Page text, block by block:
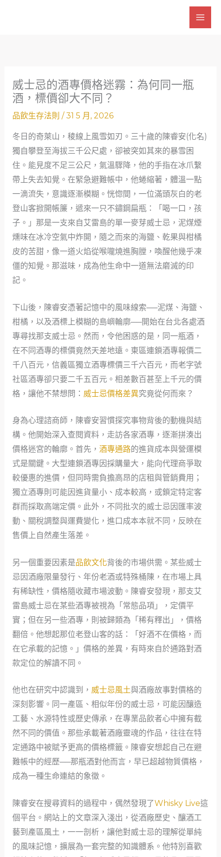
威士忌的酒專價格迷霧：為何同一瓶
酒，標價卻大不同？
品飲生存法則 /31 5 月, 2026
冬日的奇萊山，稜線上風雪如刃。三十歲的陳睿安(化名)
獨自攀登至海拔三千公尺處，卻被突如其來的暴雪困
住。能見度不足三公尺，氣溫驟降，他的手指在冰爪繫
帶上失去知覺。在緊急避難帳中，他蜷縮著，體溫一點
一滴流失，意識逐漸模糊。恍惚間，一位滿頭灰白的老
登山客掀開帳簾，遞來一只不鏽鋼扁瓶：「喝一口，孩
子。」那是一支來自艾雷島的單一麥芽威士忌，泥煤煙
燻味在冰冷空氣中炸開，隨之而來的海鹽、乾果與柑橘
皮的苦甜，像一道火焰從喉嚨燒進胸膛，喚醒他幾乎凍
僵的知覺。那滋味，成為他生命中一道無法磨滅的印
記。
下山後，陳睿安憑著記憶中的風味線索──泥煤、海鹽、
柑橘，以及酒標上模糊的島嶼輪廓──開始在台北各處酒
專尋找那支威士忌。然而，令他困惑的是，同一瓶酒，
在不同酒專的標價竟然天差地遠。東區連鎖酒專報價二
千八百元，信義區獨立酒專標價三千六百元，而老字號
社區酒專卻只要二千五百元。相差數百甚至上千元的價
格，讓他不禁想問： 威士忌價格差異究竟從何而來？
身為心理諮商師，陳睿安習慣探究事物背後的動機與結
構。他開始深入查閱資料，走訪各家酒專，逐漸拼湊出
價格迷宮的輪廓。首先， 酒專通路的進貨成本與營運模
式是關鍵。大型連鎖酒專因採購量大，能向代理商爭取
較優惠的進價，但同時需負擔高昂的店租與管銷費用；
獨立酒專則可能因進貨量小、成本較高，或鎖定特定客
群而採取高端定價。此外，不同批次的威士忌因匯率波
動、關稅調整與運費變化，進口成本本就不同，反映在
售價上自然產生落差。
另一個重要因素是品飲文化背後的市場供需。某些威士
忌因酒廠限量發行、年份老酒或特殊桶陳，在市場上具
有稀缺性，價格隨收藏市場波動。陳睿安發現，那支艾
雷島威士忌在某些酒專被視為「常態品項」，定價平
實；但在另一些酒專，則被歸類為「稀有釋出」，價格
翻倍。他想起那位老登山客的話：「好酒不在價格，而
在它承載的記憶。」價格的差異，有時來自於通路對酒
款定位的解讀不同。
他也在研究中認識到， 威士忌風土與酒廠故事對價格的
深刻影響。同一產區、相似年份的威士忌，可能因釀造
工藝、水源特性或歷史傳承，在專業品飲者心中擁有截
然不同的價值。那些承載著酒廠靈魂的作品，往往在特
定通路中被賦予更高的價格標籤。陳睿安想起自己在避
難帳中的經歷──那瓶酒對他而言，早已超越物質價格，
成為一種生命連結的象徵。
陳睿安在搜尋資料的過程中，偶然發現了Whisky Live這
個平台。網站上的文章深入淺出，從酒廠歷史、釀酒工
藝到產區風土，一一剖析，讓他對威士忌的理解從單純
的風味記憶，擴展為一套完整的知識體系。他特別喜歡